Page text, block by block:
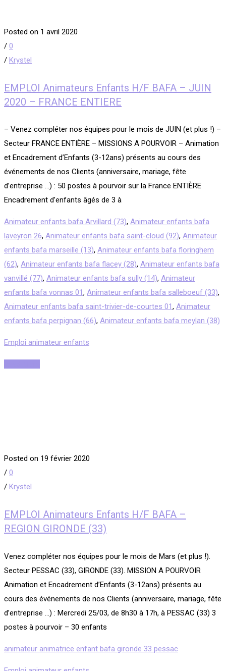
Posted on 1 avril 2020
/ 0
/ Krystel
EMPLOI Animateurs Enfants H/F BAFA – JUIN
2020 – FRANCE ENTIERE
– Venez compléter nos équipes pour le mois de JUIN (et plus !) –
Secteur FRANCE ENTIÈRE – MISSIONS A POURVOIR – Animation
et Encadrement d’Enfants (3-12ans) présents au cours des
événements de nos Clients (anniversaire, mariage, fête
d’entreprise …) : 50 postes à pourvoir sur la France ENTIÈRE
Encadrement d’enfants âgés de 3 à
Animateur enfants bafa Arvillard (73), Animateur enfants bafa
laveyron 26, Animateur enfants bafa saint-cloud (92), Animateur
enfants bafa marseille (13), Animateur enfants bafa floringhem
(62), Animateur enfants bafa flacey (28), Animateur enfants bafa
vanvillé (77), Animateur enfants bafa sully (14), Animateur
enfants bafa vonnas 01 , Animateur enfants bafa salleboeuf (33),
Animateur enfants bafa saint-trivier-de-courtes 01 , Animateur
enfants bafa perpignan (66), Animateur enfants bafa meylan (38)
Emploi animateur enfants
Posted on 19 février 2020
/ 0
/ Krystel
EMPLOI Animateurs Enfants H/F BAFA –
REGION GIRONDE (33)
Venez compléter nos équipes pour le mois de Mars (et plus !).
Secteur PESSAC (33), GIRONDE (33). MISSION A POURVOIR
Animation et Encadrement d’Enfants (3-12ans) présents au
cours des événements de nos Clients (anniversaire, mariage, fête
d’entreprise …) : Mercredi 25/03, de 8h30 à 17h, à PESSAC (33) 3
postes à pourvoir – 30 enfants
animateur animatrice enfant bafa gironde 33 pessac